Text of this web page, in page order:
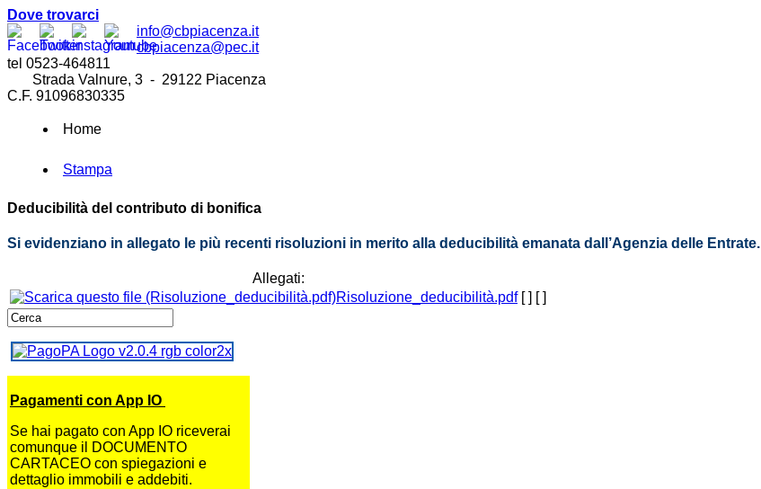
Dove trovarci
info@cbpiacenza.it
cbpiacenza@pec.it
tel 0523-464811
Strada Valnure, 3 - 29122 Piacenza
C.F. 91096830335
Home
Stampa
Deducibilità del contributo di bonifica
Si evidenziano in allegato le più recenti risoluzioni in merito alla deducibilità emanata dall’Agenzia delle Entrate.
Allegati:
Risoluzione_deducibilità.pdf [ ] [ ]
Pagamenti con App IO
Se hai pagato con App IO riceverai
comunque il DOCUMENTO
CARTACEO con spiegazioni e
dettaglio immobili e addebiti.